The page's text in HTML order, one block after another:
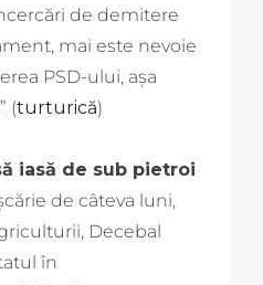
de demitere
mai este nevoie
PSD-ului, așa
(turturică)
iasă de sub pietroi
de câteva luni,
Decebal
în